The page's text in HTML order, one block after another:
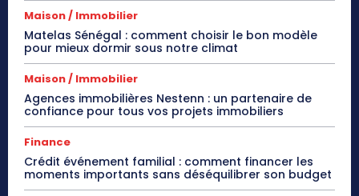
Maison / Immobilier
Matelas Sénégal : comment choisir le bon modèle
pour mieux dormir sous notre climat
Maison / Immobilier
Agences immobilières Nestenn : un partenaire de
confiance pour tous vos projets immobiliers
Finance
Crédit événement familial : comment financer les
moments importants sans déséquilibrer son budget